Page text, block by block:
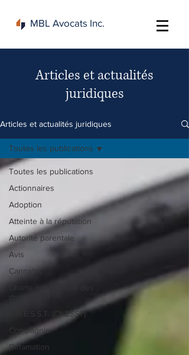
MBL Avocats Inc.
Articles et actualités
juridiques
Articles et actualités juridiques
Toutes les publications
Actionnaires
Adoption
Atteinte à la réputation
Autorité parentale
Avis
Cannabis
C.N.E.S.S.T. (CNESST)
Compagnie
Diffamation
Toutes les publications